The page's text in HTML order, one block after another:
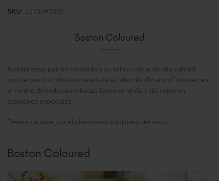
SKU: 1173090804
Boston Coloured
Su expresivo patrón facetado y su sólido cristal de alta calidad
convierten los coloridos vasos de la colección Boston Coloured en
el centro de todas las miradas tanto en el día a día como en
ocasiones especiales.
Déjese cautivar por el diseño extraordinario del vaso.
Boston Coloured